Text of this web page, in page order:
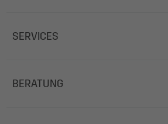
SERVICES
BERATUNG